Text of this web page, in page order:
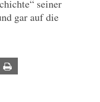
seiner
gar auf die